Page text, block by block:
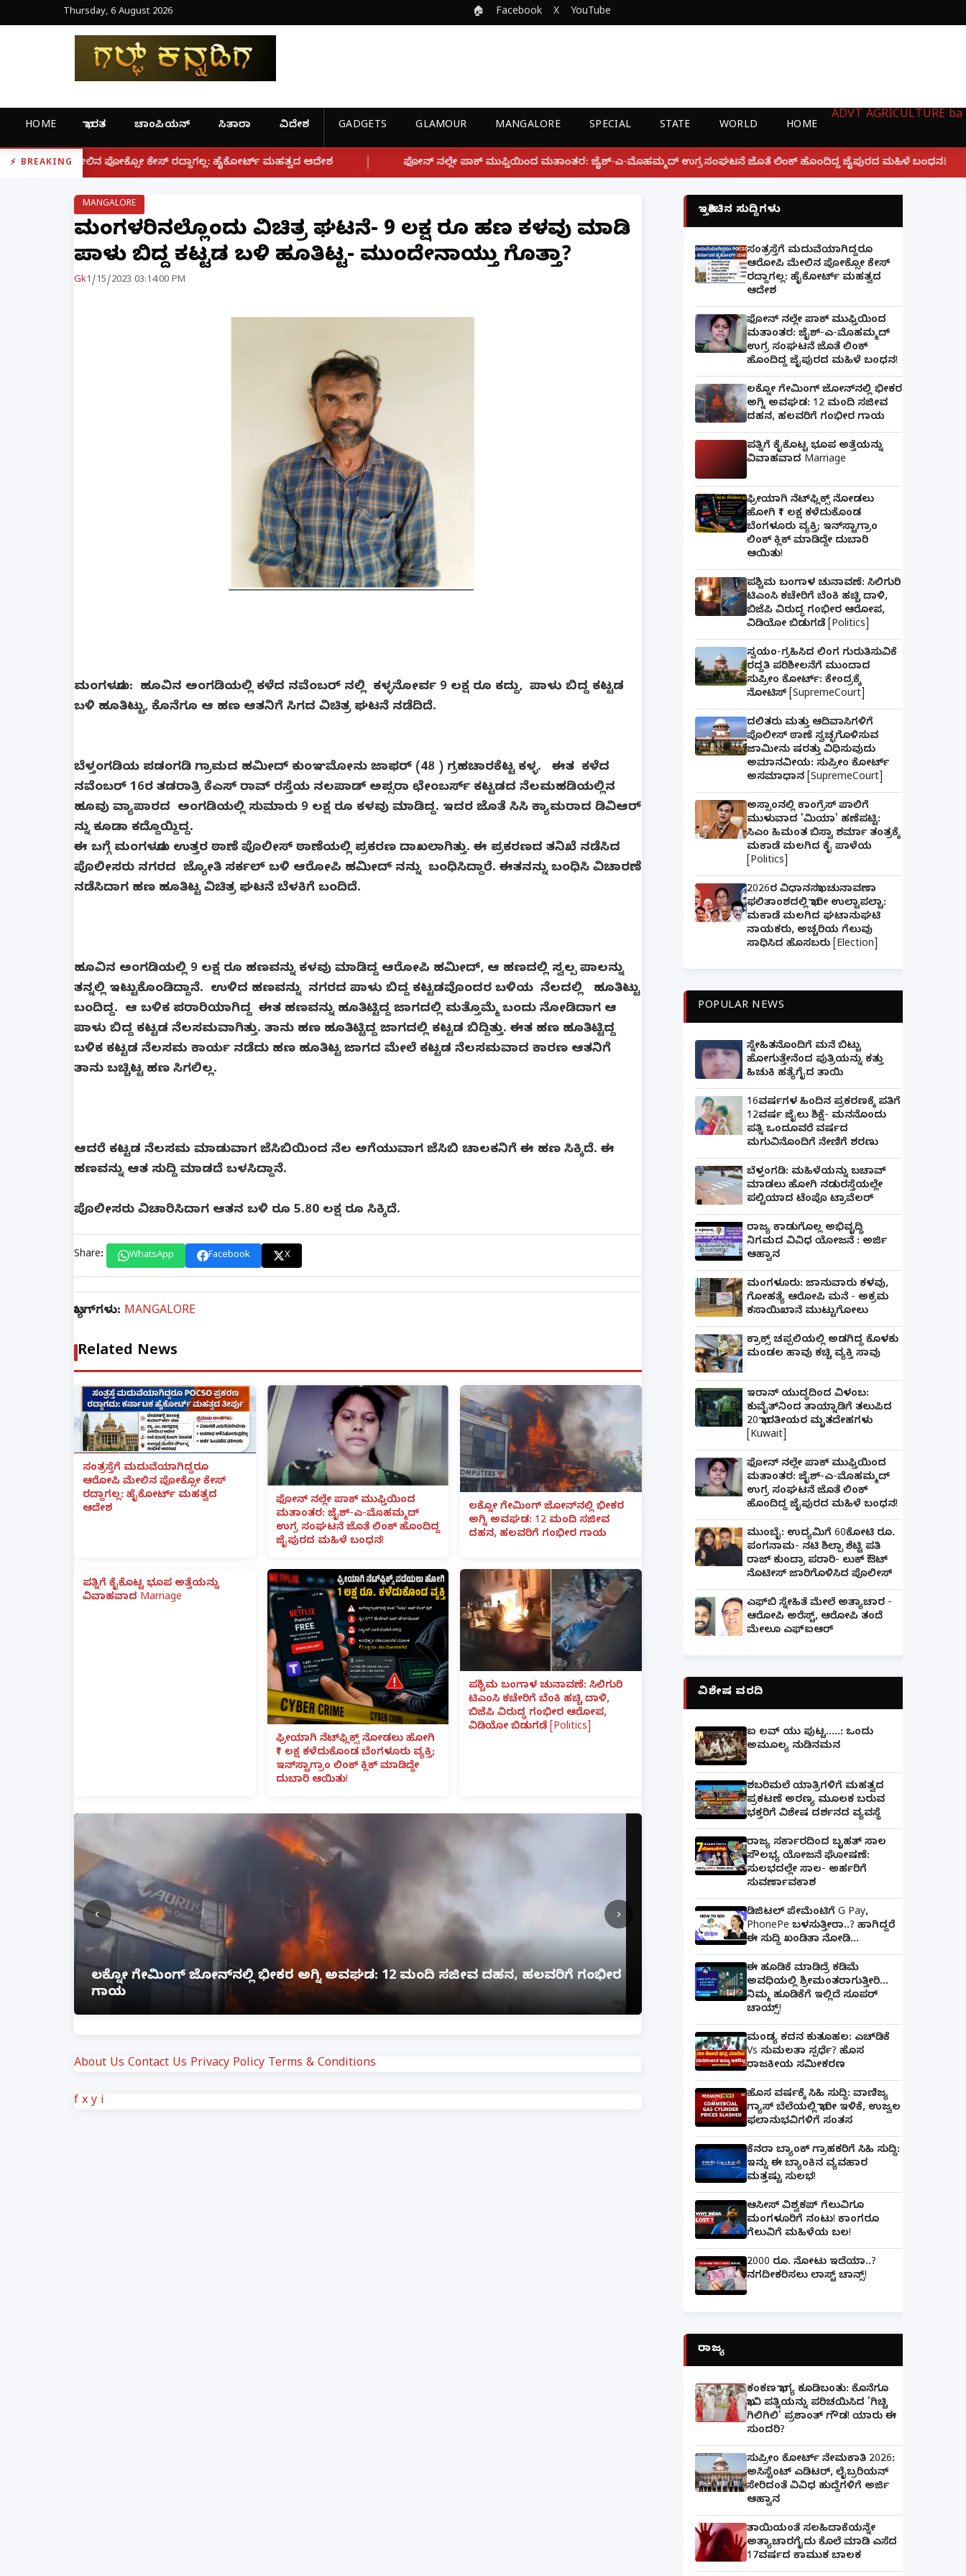
Thursday, 6 August 2026 🏠 Facebook X YouTube
HOME ಭಾರತ ಚಾಂಪಿಯನ್ ಸಿತಾರಾ ವಿದೇಶ GADGETS GLAMOUR MANGALORE SPECIAL STATE WORLD HOME
ADVT AGRICULTURE ba
BREAKING
ಕೇಸ್ ರದ್ದಾಗಲ್ಲ: ಹೈಕೋರ್ಟ್ ಮಹತ್ವದ ಆದೇಶ | ಫೋನ್ ನಲ್ಲೇ ಪಾಕ್ ಮುಫ್ತಿಯಿಂದ ಮತಾಂತರ: ಜೈಶ್-ಎ-ಮೊಹಮ್ಮದ್ ಉಗ್ರ ಸಂಘಟನೆ ಜೊತೆ ಲಿಂಕ್ ಹೊಂದಿದ್ದ ಜೈಪುರದ ಮಹಿಳೆ ಬಂಧನ! | ಲಕ್ನೋ
MANGALORE
ಮಂಗಳೂರಿನಲ್ಲೊಂದು ವಿಚಿತ್ರ ಘಟನೆ- 9 ಲಕ್ಷ ರೂ ಹಣ ಕಳವು ಮಾಡಿ
ಪಾಳು ಬಿದ್ದ ಕಟ್ಟಡ ಬಳಿ ಹೂತಿಟ್ಟ- ಮುಂದೇನಾಯ್ತು ಗೊತ್ತಾ?
Gk1/15/2023 03:14:00 PM
ಮಂಗಳೂರು: ಹೂವಿನ ಅಂಗಡಿಯಲ್ಲಿ ಕಳೆದ ನವೆಂಬರ್ ನಲ್ಲಿ ಕಳ್ಳನೋರ್ವ 9 ಲಕ್ಷ ರೂ ಕದ್ದು, ಪಾಳು ಬಿದ್ದ ಕಟ್ಟಡ
ಬಳಿ ಹೂತಿಟ್ಟು, ಕೊನೆಗೂ ಆ ಹಣ ಆತನಿಗೆ ಸಿಗದ ವಿಚಿತ್ರ ಘಟನೆ ನಡೆದಿದೆ.
ಬೆಳ್ತಂಗಡಿಯ ಪಡಂಗಡಿ ಗ್ರಾಮದ ಹಮೀದ್ ಕುಂಞಮೋನು ಜಾಫರ್ (48 ) ಗ್ರಹಚಾರಕೆಟ್ಟ ಕಳ್ಳ. ಈತ ಕಳೆದ
ನವೆಂಬರ್ 16ರ ತಡರಾತ್ರಿ ಕೆಎಸ್ ರಾವ್ ರಸ್ತೆಯ ನಲಪಾಡ್ ಅಪ್ಸರಾ ಛೇಂಬರ್ಸ್ ಕಟ್ಟಡದ ನೆಲಮಹಡಿಯಲ್ಲಿನ
ಹೂವು ವ್ಯಾಪಾರದ ಅಂಗಡಿಯಲ್ಲಿ ಸುಮಾರು 9 ಲಕ್ಷ ರೂ ಕಳವು ಮಾಡಿದ್ದ. ಇದರ ಜೊತೆ ಸಿಸಿ ಕ್ಯಾಮರಾದ ಡಿವಿಆರ್
ನ್ನು ಕೂಡಾ ಕದ್ದೊಯ್ದಿದ್ದ.
ಈ ಬಗ್ಗೆ ಮಂಗಳೂರು ಉತ್ತರ ಠಾಣೆ ಪೊಲೀಸ್ ಠಾಣೆಯಲ್ಲಿ ಪ್ರಕರಣ ದಾಖಲಾಗಿತ್ತು. ಈ ಪ್ರಕರಣದ ತನಿಖೆ ನಡೆಸಿದ
ಪೊಲೀಸರು ನಗರದ ಜ್ಯೋತಿ ಸರ್ಕಲ್ ಬಳಿ ಆರೋಪಿ ಹಮೀದ್ ನನ್ನು ಬಂಧಿಸಿದ್ದಾರೆ. ಈತನನ್ನು ಬಂಧಿಸಿ ವಿಚಾರಣೆ
ನಡೆಸಿದಾಗ ಹಣ ಹೂತಿಟ್ಟ ವಿಚಿತ್ರ ಘಟನೆ ಬೆಳಕಿಗೆ ಬಂದಿದೆ.
ಹೂವಿನ ಅಂಗಡಿಯಲ್ಲಿ 9 ಲಕ್ಷ ರೂ ಹಣವನ್ನು ಕಳವು ಮಾಡಿದ್ದ ಆರೋಪಿ ಹಮೀದ್, ಆ ಹಣದಲ್ಲಿ ಸ್ವಲ್ಪ ಪಾಲನ್ನು
ತನ್ನಲ್ಲಿ ಇಟ್ಟುಕೊಂಡಿದ್ದಾನೆ. ಉಳಿದ ಹಣವನ್ನು ನಗರದ ಪಾಳು ಬಿದ್ದ ಕಟ್ಟಡವೊಂದರ ಬಳಿಯ ನೆಲದಲ್ಲಿ ಹೂತಿಟ್ಟು
ಬಂದಿದ್ದ. ಆ ಬಳಿಕ ಪರಾರಿಯಾಗಿದ್ದ ಈತ ಹಣವನ್ನು ಹೂತಿಟ್ಟಿದ್ದ ಜಾಗದಲ್ಲಿ ಮತ್ತೊಮ್ಮೆ ಬಂದು ನೋಡಿದಾಗ ಆ
ಪಾಳು ಬಿದ್ದ ಕಟ್ಟಡ ನೆಲಸಮವಾಗಿತ್ತು. ತಾನು ಹಣ ಹೂತಿಟ್ಟಿದ್ದ ಜಾಗದಲ್ಲಿ ಕಟ್ಟಡ ಬಿದ್ದಿತ್ತು. ಈತ ಹಣ ಹೂತಿಟ್ಟಿದ್ದ
ಬಳಿಕ ಕಟ್ಟಡ ನೆಲಸಮ ಕಾರ್ಯ ನಡೆದು ಹಣ ಹೂತಿಟ್ಟ ಜಾಗದ ಮೇಲೆ ಕಟ್ಟಡ ನೆಲಸಮವಾದ ಕಾರಣ ಆತನಿಗೆ
ತಾನು ಬಚ್ಚಿಟ್ಟ ಹಣ ಸಿಗಲಿಲ್ಲ.
ಆದರೆ ಕಟ್ಟಡ ನೆಲಸಮ ಮಾಡುವಾಗ ಜೆಸಿಬಿಯಿಂದ ನೆಲ ಅಗೆಯುವಾಗ ಜೆಸಿಬಿ ಚಾಲಕನಿಗೆ ಈ ಹಣ ಸಿಕ್ಕಿದೆ.‌ ಈ
ಹಣವನ್ನು ಆತ ಸುದ್ದಿ ಮಾಡದೆ ಬಳಸಿದ್ದಾನೆ.
ಪೊಲೀಸರು ವಿಚಾರಿಸಿದಾಗ ಆತನ ಬಳಿ ರೂ 5.80 ಲಕ್ಷ ರೂ ಸಿಕ್ಕಿದೆ.
Share: WhatsApp Facebook X
ಟ್ಯಾಗ್‌ಗಳು: MANGALORE
Related News
ಸಂತ್ರಸ್ತೆಗೆ ಮದುವೆಯಾಗಿದ್ದರೂ
ಆರೋಪಿ ಮೇಲಿನ ಪೋಕ್ಸೋ ಕೇಸ್
ರದ್ದಾಗಲ್ಲ: ಹೈಕೋರ್ಟ್ ಮಹತ್ವದ
ಆದೇಶ
ಫೋನ್ ನಲ್ಲೇ ಪಾಕ್ ಮುಫ್ತಿಯಿಂದ
ಮತಾಂತರ: ಜೈಶ್-ಎ-ಮೊಹಮ್ಮದ್
ಉಗ್ರ ಸಂಘಟನೆ ಜೊತೆ ಲಿಂಕ್ ಹೊಂದಿದ್ದ
ಜೈಪುರದ ಮಹಿಳೆ ಬಂಧನ!
ಲಕ್ನೋ ಗೇಮಿಂಗ್ ಜೋನ್‌ನಲ್ಲಿ ಭೀಕರ
ಅಗ್ನಿ ಅವಘಡ: 12 ಮಂದಿ ಸಜೀವ
ದಹನ, ಹಲವರಿಗೆ ಗಂಭೀರ ಗಾಯ
ಪತ್ನಿಗೆ ಕೈಕೊಟ್ಟ ಭೂಪ ಅತ್ತೆಯನ್ನು
ವಿವಾಹವಾದ Marriage
ಫ್ರೀಯಾಗಿ ನೆಟ್‌ಫ್ಲಿಕ್ಸ್ ನೋಡಲು ಹೋಗಿ
₹1 ಲಕ್ಷ ಕಳೆದುಕೊಂಡ ಬೆಂಗಳೂರು ವ್ಯಕ್ತಿ;
ಇನ್‌ಸ್ಟಾಗ್ರಾಂ ಲಿಂಕ್ ಕ್ಲಿಕ್ ಮಾಡಿದ್ದೇ
ದುಬಾರಿ ಆಯಿತು!
ಪಶ್ಚಿಮ ಬಂಗಾಳ ಚುನಾವಣೆ: ಸಿಲಿಗುರಿ
ಟಿಎಂಸಿ ಕಚೇರಿಗೆ ಬೆಂಕಿ ಹಚ್ಚಿ ದಾಳಿ,
ಬಿಜೆಪಿ ವಿರುದ್ಧ ಗಂಭೀರ ಆರೋಪ,
ವಿಡಿಯೋ ಬಿಡುಗಡೆ [Politics]
ಲಕ್ನೋ ಗೇಮಿಂಗ್ ಜೋನ್‌ನಲ್ಲಿ ಭೀಕರ ಅಗ್ನಿ ಅವಘಡ: 12 ಮಂದಿ ಸಜೀವ ದಹನ, ಹಲವರಿಗೆ ಗಂಭೀರ
ಗಾಯ
ಪತ್ನಿಗೆ ಕೈಕೊಟ್ಟ ಭೂಪ ಅತ್ತೆಯನ್ನು ವಿವಾಹವಾದ
‹ ›
About Us Contact Us Privacy Policy Terms & Conditions
f x y i
ಇತ್ತೀಚಿನ ಸುದ್ದಿಗಳು
ಸಂತ್ರಸ್ತೆಗೆ ಮದುವೆಯಾಗಿದ್ದರೂ
ಆರೋಪಿ ಮೇಲಿನ ಪೋಕ್ಸೋ ಕೇಸ್
ರದ್ದಾಗಲ್ಲ: ಹೈಕೋರ್ಟ್ ಮಹತ್ವದ
ಆದೇಶ
ಫೋನ್ ನಲ್ಲೇ ಪಾಕ್ ಮುಫ್ತಿಯಿಂದ
ಮತಾಂತರ: ಜೈಶ್-ಎ-ಮೊಹಮ್ಮದ್
ಉಗ್ರ ಸಂಘಟನೆ ಜೊತೆ ಲಿಂಕ್
ಹೊಂದಿದ್ದ ಜೈಪುರದ ಮಹಿಳೆ ಬಂಧನ!
ಲಕ್ನೋ ಗೇಮಿಂಗ್ ಜೋನ್‌ನಲ್ಲಿ ಭೀಕರ
ಅಗ್ನಿ ಅವಘಡ: 12 ಮಂದಿ ಸಜೀವ
ದಹನ, ಹಲವರಿಗೆ ಗಂಭೀರ ಗಾಯ
ಪತ್ನಿಗೆ ಕೈಕೊಟ್ಟ ಭೂಪ ಅತ್ತೆಯನ್ನು
ವಿವಾಹವಾದ Marriage
ಫ್ರೀಯಾಗಿ ನೆಟ್‌ಫ್ಲಿಕ್ಸ್ ನೋಡಲು
ಹೋಗಿ ₹1 ಲಕ್ಷ ಕಳೆದುಕೊಂಡ
ಬೆಂಗಳೂರು ವ್ಯಕ್ತಿ; ಇನ್‌ಸ್ಟಾಗ್ರಾಂ
ಲಿಂಕ್ ಕ್ಲಿಕ್ ಮಾಡಿದ್ದೇ ದುಬಾರಿ
ಆಯಿತು!
ಪಶ್ಚಿಮ ಬಂಗಾಳ ಚುನಾವಣೆ: ಸಿಲಿಗುರಿ
ಟಿಎಂಸಿ ಕಚೇರಿಗೆ ಬೆಂಕಿ ಹಚ್ಚಿ ದಾಳಿ,
ಬಿಜೆಪಿ ವಿರುದ್ಧ ಗಂಭೀರ ಆರೋಪ,
ವಿಡಿಯೋ ಬಿಡುಗಡೆ [Politics]
ಸ್ವಯಂ-ಗ್ರಹಿಸಿದ ಲಿಂಗ ಗುರುತಿಸುವಿಕೆ
ರದ್ದತಿ ಪರಿಶೀಲನೆಗೆ ಮುಂದಾದ
ಸುಪ್ರೀಂ ಕೋರ್ಟ್: ಕೇಂದ್ರಕ್ಕೆ
ನೋಟಿಸ್ [SupremeCourt]
ದಲಿತರು ಮತ್ತು ಆದಿವಾಸಿಗಳಿಗೆ
ಪೊಲೀಸ್ ಠಾಣೆ ಸ್ವಚ್ಛಗೊಳಿಸುವ
ಜಾಮೀನು ಷರತ್ತು ವಿಧಿಸುವುದು
ಅಮಾನವೀಯ: ಸುಪ್ರೀಂ ಕೋರ್ಟ್
ಅಸಮಾಧಾನ [SupremeCourt]
ಅಸ್ಸಾಂನಲ್ಲಿ ಕಾಂಗ್ರೆಸ್ ಪಾಲಿಗೆ
ಮುಳುವಾದ 'ಮಿಯಾ' ಹಣೆಪಟ್ಟಿ:
ಸಿಎಂ ಹಿಮಂತ ಬಿಸ್ವಾ ಶರ್ಮಾ ತಂತ್ರಕ್ಕೆ
ಮಕಾಡೆ ಮಲಗಿದ ಕೈ ಪಾಳೆಯ
[Politics]
2026ರ ವಿಧಾನಸಭಾ ಚುನಾವಣಾ
ಫಲಿತಾಂಶದಲ್ಲಿ ಭಾರೀ ಉಲ್ಟಾಪಲ್ಟಾ:
ಮಕಾಡೆ ಮಲಗಿದ ಘಟಾನುಘಟಿ
ನಾಯಕರು, ಅಚ್ಚರಿಯ ಗೆಲುವು
ಸಾಧಿಸಿದ ಹೊಸಬರು [Election]
POPULAR NEWS
ಸ್ನೇಹಿತನೊಂದಿಗೆ ಮನೆ ಬಿಟ್ಟು
ಹೋಗುತ್ತೇನೆಂದ ಪುತ್ರಿಯನ್ನು ಕತ್ತು
ಹಿಚುಕಿ ಹತ್ಯೆಗೈದ ತಾಯಿ
16ವರ್ಷಗಳ ಹಿಂದಿನ ಪ್ರಕರಣಕ್ಕೆ ಪತಿಗೆ
12ವರ್ಷ ಜೈಲು ಶಿಕ್ಷೆ- ಮನನೊಂದು
ಪತ್ನಿ ಒಂದೂವರೆ ವರ್ಷದ
ಮಗುವಿನೊಂದಿಗೆ ನೇಣಿಗೆ ಶರಣು
ಬೆಳ್ತಂಗಡಿ: ಮಹಿಳೆಯನ್ನು ಬಚಾವ್
ಮಾಡಲು ಹೋಗಿ ನಡುರಸ್ತೆಯಲ್ಲೇ
ಪಲ್ಟಿಯಾದ ಟೆಂಪೊ ಟ್ರಾವೆಲರ್
ರಾಜ್ಯ ಕಾಡುಗೊಲ್ಲ ಅಭಿವೃದ್ಧಿ
ನಿಗಮದ ವಿವಿಧ ಯೋಜನೆ : ಅರ್ಜಿ
ಆಹ್ವಾನ
ಮಂಗಳೂರು: ಜಾನುವಾರು ಕಳವು,
ಗೋಹತ್ಯೆ ಆರೋಪಿ ಮನೆ - ಅಕ್ರಮ
ಕಸಾಯಿಖಾನೆ ಮುಟ್ಟುಗೋಲು
ಕ್ರಾಕ್ಸ್ ಚಪ್ಪಲಿಯಲ್ಲಿ ಅಡಗಿದ್ದ ಕೊಳಕು
ಮಂಡಲ ಹಾವು ಕಚ್ಚಿ ವ್ಯಕ್ತಿ ಸಾವು
ಇರಾನ್ ಯುದ್ಧದಿಂದ ವಿಳಂಬ:
ಕುವೈತ್‌ನಿಂದ ತಾಯ್ನಾಡಿಗೆ ತಲುಪಿದ
20 ಭಾರತೀಯರ ಮೃತದೇಹಗಳು
[Kuwait]
ಫೋನ್ ನಲ್ಲೇ ಪಾಕ್ ಮುಫ್ತಿಯಿಂದ
ಮತಾಂತರ: ಜೈಶ್-ಎ-ಮೊಹಮ್ಮದ್
ಉಗ್ರ ಸಂಘಟನೆ ಜೊತೆ ಲಿಂಕ್
ಹೊಂದಿದ್ದ ಜೈಪುರದ ಮಹಿಳೆ ಬಂಧನ!
ಮುಂಬೈ: ಉದ್ಯಮಿಗೆ 60ಕೋಟಿ ರೂ.
ಪಂಗನಾಮ- ನಟಿ ಶಿಲ್ಪಾ ಶೆಟ್ಟಿ ಪತಿ
ರಾಜ್ ಕುಂದ್ರಾ ಪರಾರಿ- ಲುಕ್ ಔಟ್
ನೊಟೀಸ್ ಜಾರಿಗೊಳಿಸಿದ ಪೊಲೀಸ್
ಎಫ್‌ಬಿ ಸ್ನೇಹಿತೆ ಮೇಲೆ ಅತ್ಯಾಚಾರ -
ಆರೋಪಿ ಅರೆಸ್ಟ್, ಆರೋಪಿ ತಂದೆ
ಮೇಲೂ ಎಫ್ಐಆರ್
ವಿಶೇಷ ವರದಿ
ಐ ಲವ್ ಯು ಪುಟ್ಟ.....: ಒಂದು
ಅಮೂಲ್ಯ ನುಡಿನಮನ
ಶಬರಿಮಲೆ ಯಾತ್ರಿಗಳಿಗೆ ಮಹತ್ವದ
ಪ್ರಕಟಣೆ ಅರಣ್ಯ ಮೂಲಕ ಬರುವ
ಭಕ್ತರಿಗೆ ವಿಶೇಷ ದರ್ಶನದ ವ್ಯವಸ್ಥೆ
ರಾಜ್ಯ ಸರ್ಕಾರದಿಂದ ಬೃಹತ್ ಸಾಲ
ಸೌಲಭ್ಯ ಯೋಜನೆ ಘೋಷಣೆ:
ಸುಲಭದಲ್ಲೇ ಸಾಲ- ಅರ್ಹರಿಗೆ
ಸುವರ್ಣಾವಕಾಶ
ಡಿಜಿಟಲ್ ಪೇಮೆಂಟಿಗೆ G Pay,
PhonePe ಬಳಸುತ್ತೀರಾ..? ಹಾಗಿದ್ದರೆ
ಈ ಸುದ್ದಿ ಖಂಡಿತಾ ನೋಡಿ...
ಈ ಹೂಡಿಕೆ ಮಾಡಿದ್ರೆ ಕಡಿಮೆ
ಅವಧಿಯಲ್ಲಿ ಶ್ರೀಮಂತರಾಗುತ್ತೀರಿ...
ನಿಮ್ಮ ಹೂಡಿಕೆಗೆ ಇಲ್ಲಿದೆ ಸೂಪರ್
ಚಾಯ್ಸ್‌!
ಮಂಡ್ಯ ಕದನ ಕುತೂಹಲ: ಎಚ್‌ಡಿಕೆ
Vs ಸುಮಲತಾ ಸ್ಪರ್ಧೆ? ಹೊಸ
ರಾಜಕೀಯ ಸಮೀಕರಣ
ಹೊಸ ವರ್ಷಕ್ಕೆ ಸಿಹಿ ಸುದ್ದಿ: ವಾಣಿಜ್ಯ
ಗ್ಯಾಸ್‌ ಬೆಲೆಯಲ್ಲಿ ಭಾರೀ ಇಳಿಕೆ, ಉಜ್ವಲ
ಫಲಾನುಭವಿಗಳಿಗೆ ಸಂತಸ
ಕೆನರಾ ಬ್ಯಾಂಕ್‌ ಗ್ರಾಹಕರಿಗೆ ಸಿಹಿ ಸುದ್ದಿ:
ಇನ್ನು ಈ ಬ್ಯಾಂಕಿನ ವ್ಯವಹಾರ
ಮತ್ತಷ್ಟು ಸುಲಭ!
ಆಸೀಸ್ ವಿಶ್ವಕಪ್ ಗೆಲುವಿಗೂ
ಮಂಗಳೂರಿಗೆ ನಂಟು! ಕಾಂಗರೂ
ಗೆಲುವಿಗೆ ಮಹಿಳೆಯ ಬಲ!
2000 ರೂ. ನೋಟು ಇದೆಯಾ..?
ನಗದೀಕರಿಸಲು ಲಾಸ್ಟ್‌ ಚಾನ್ಸ್‌!
ರಾಜ್ಯ
ಕಂಕಣ ಭಾಗ್ಯ ಕೂಡಿಬಂತು: ಕೊನೆಗೂ
ಭಾವಿ ಪತ್ನಿಯನ್ನು ಪರಿಚಯಿಸಿದ 'ಗಿಚ್ಚಿ
ಗಿಲಿಗಿಲಿ' ಪ್ರಶಾಂತ್ ಗೌಡ! ಯಾರು ಈ
ಸುಂದರಿ?
ಸುಪ್ರೀಂ ಕೋರ್ಟ್ ನೇಮಕಾತಿ 2026:
ಅಸಿಸ್ಟೆಂಟ್ ಎಡಿಟರ್, ಲೈಬ್ರರಿಯನ್
ಸೇರಿದಂತೆ ವಿವಿಧ ಹುದ್ದೆಗಳಿಗೆ ಅರ್ಜಿ
ಆಹ್ವಾನ
ತಾಯಿಯಂತೆ ಸಲಹಿದಾಕೆಯನ್ನೇ
ಅತ್ಯಾಚಾರಗೈದು ಕೊಲೆ ಮಾಡಿ ಎಸೆದ
17ವರ್ಷದ ಕಾಮುಕ ಬಾಲಕ